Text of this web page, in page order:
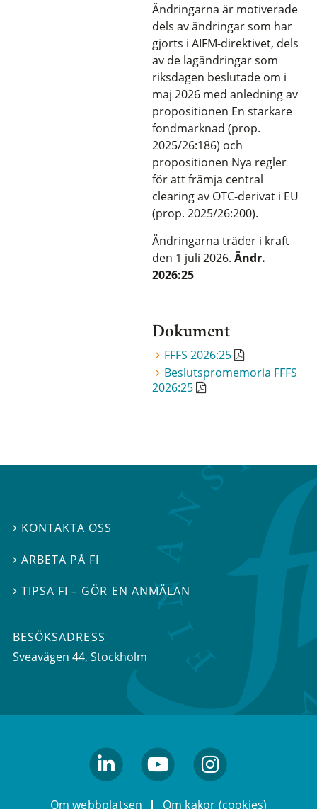
Ändringarna är motiverade
dels av ändringar som har
gjorts i AIFM-direktivet, dels
av de lagändringar som
riksdagen beslutade om i
maj 2026 med anledning av
propositionen En starkare
fondmarknad (prop.
2025/26:186) och
propositionen Nya regler
för att främja central
clearing av OTC-derivat i EU
(prop. 2025/26:200).
Ändringarna träder i kraft
den 1 juli 2026.Ändr.
2026:25
Dokument
FFFS 2026:25
Beslutspromemoria FFFS
2026:25
 KONTAKTA OSS
 ARBETA PÅ FI
TIPSA FI – GÖR EN ANMÄLAN
BESÖKSADRESS
Sveavägen 44, Stockholm
Om webbplatsen Om kakor (cookies)